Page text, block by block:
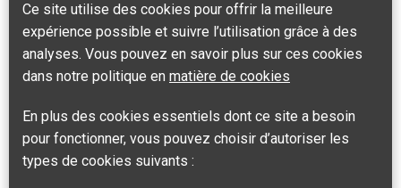
Ce site utilise des cookies pour offrir la meilleure
expérience possible et suivre l’utilisation grâce à des
analyses. Vous pouvez en savoir plus sur ces cookies
dans notre politique en matière de cookies
En plus des cookies essentiels dont ce site a besoin
pour fonctionner, vous pouvez choisir d’autoriser les
types de cookies suivants :
+